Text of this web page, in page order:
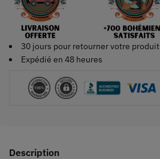
30 jours pour retourner votre produit
Expédié en 48 heures
Description